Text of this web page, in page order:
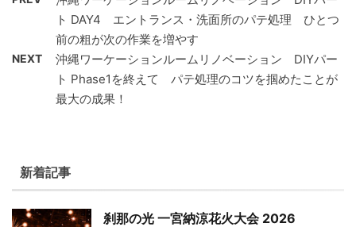
ト DAY4 エントランス・洗面所のパテ処理 ひとつ
前の粗が次の作業を増やす
NEXT
沖縄ワーケーションルームリノベーション DIYパー
ト Phase1を終えて パテ処理のコツを掴めたことが
最大の成果！
新着記事
刹那の光 一宮納涼花火大会 2026